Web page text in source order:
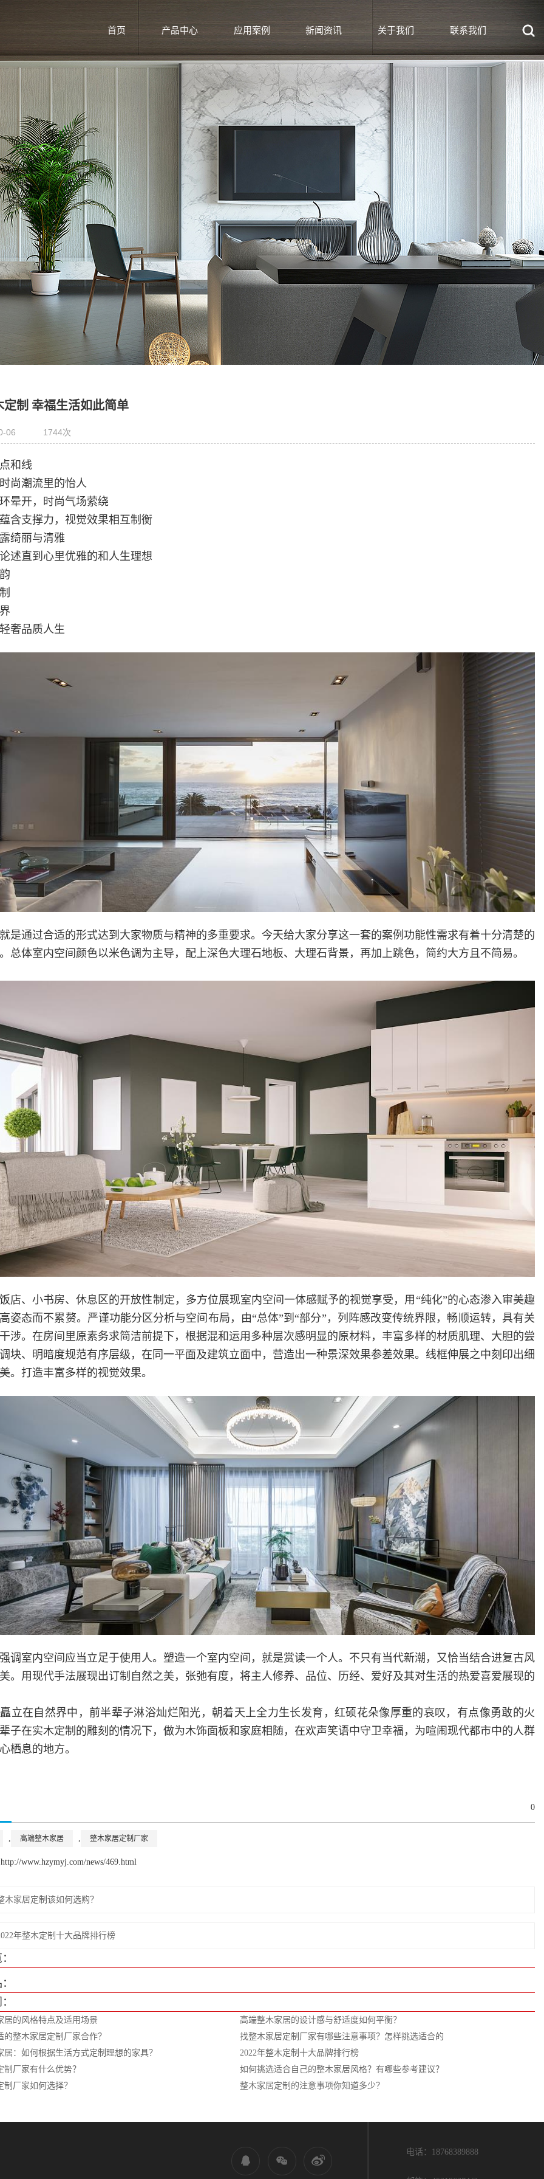
首页 产品中心 应用案例 新闻资讯 关于我们 联系我们
定制 幸福生活如此简单
06 1744次
和线
尚潮流里的怡人
晕开，时尚气场萦绕
含支撑力，视觉效果相互制衡
绮丽与清雅
述直到心里优雅的和人生理想
奢品质人生
是通过合适的形式达到大家物质与精神的多重要求。今天给大家分享这一套的案例功能性需求有着十分清楚的
总体室内空间颜色以米色调为主导，配上深色大理石地板、大理石背景，再加上跳色，简约大方且不简易。
店、小书房、休息区的开放性制定，多方位展现室内空间一体感赋予的视觉享受，用“纯化”的心态渗入审美趣
姿态而不累赘。严谨功能分区分析与空间布局，由“总体”到“部分”，列阵感改变传统界限，畅顺运转，具有关
涉。在房间里原素务求简洁前提下，根据混和运用多种层次感明显的原材料，丰富多样的材质肌理、大胆的尝
块、明暗度规范有序层级，在同一平面及建筑立面中，营造出一种景深效果参差效果。线框伸展之中刻印出细
。打造丰富多样的视觉效果。
调室内空间应当立足于使用人。塑造一个室内空间，就是赏读一个人。不只有当代新潮，又恰当结合进复古风
。用现代手法展现出订制自然之美，张弛有度，将主人修养、品位、历经、爱好及其对生活的热爱喜爱展现的
立在自然界中，前半辈子淋浴灿烂阳光，朝着天上全力生长发育，红硕花朵像厚重的哀叹，有点像勇敢的火
子在实木定制的雕刻的情况下，做为木饰面板和家庭相随，在欢声笑语中守卫幸福，为喧闹现代都市中的人群
栖息的地方。
0
, 高端整木家居 , 整木家居定制厂家
www.hzymyj.com/news/469.html
木家居定制该如何选购？
年整木定制十大品牌排行榜
居的风格特点及适用场景
高端整木家居的设计感与舒适度如何平衡？
的整木家居定制厂家合作？
找整木家居定制厂家有哪些注意事项？怎样挑选适合的
居：如何根据生活方式定制理想的家具？
2022年整木定制十大品牌排行榜
制厂家有什么优势？
如何挑选适合自己的整木家居风格？有哪些参考建议？
制厂家如何选择？
整木家居定制的注意事项你知道多少？
电话：18768389888